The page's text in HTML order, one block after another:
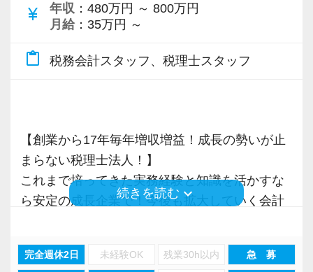
税理士という仕事は不況に強い仕事で、融資対
お手伝いできる業務は数多く存在しています。
また、職場環境の改善に積極的に取り組む企業
に対して認証される「社労士診断認証制度」を
取得しました。
施企業」の認定を受け、今後も社員が働きやす
い環境づくりを積極的に推進していきます。
currency_yen 年収 ：480万円 ～ 800万円
月給 ：35万円 ～
content_paste 税務会計スタッフ、税理士スタッフ
【創業から17年毎年増収増益！成長の勢いが止
まらない税理士法人！】
これまで培ってきた実務経験と知識を活かすな
ら安定の成長企業で！今後も拡大していく会計
続きを読む keyboard_arrow_down
完全週休2日 未経験OK 残業30h以内 急 募